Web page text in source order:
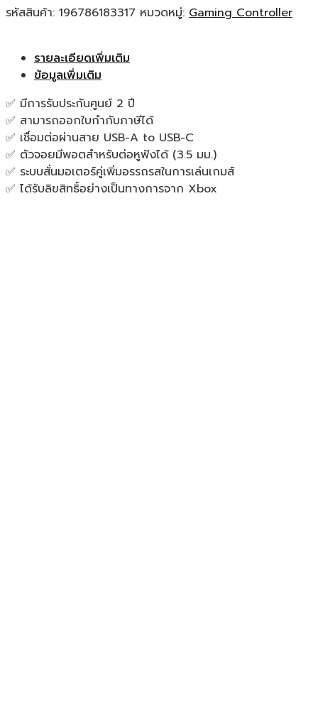
รหัสสินค้า: 196786183317 หมวดหมู่: Gaming Controller
รายละเอียดเพิ่มเติม
ข้อมูลเพิ่มเติม
✅ มีการรับประกันศูนย์ 2 ปี
✅ สามารถออกใบกำกับภาษีได้
✅ เชื่อมต่อผ่านสาย USB-A to USB-C
✅ ตัวจอยมีพอตสำหรับต่อหูฟังได้ (3.5 มม.)
✅ ระบบสั่นมอเตอร์คู่เพิ่มอรรถรสในการเล่นเกมส์
✅ ได้รับลิขสิทธิ์อย่างเป็นทางการจาก Xbox